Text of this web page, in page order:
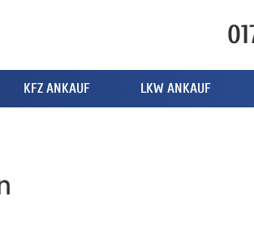
KFZ ANKAUF LKW ANKAUF